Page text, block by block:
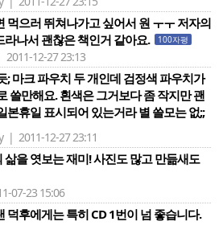
먹으러 뛰쳐나가고 싶어서 원 ㅜㅜ 저자의
나서 괜찮은 책인거 같아요.
100자평
12-27 23:13
; 마크 파우치 두 개인데 검정색 파우치가
쓸만해요. 흰색은 그거보다 좀 작지만 괜
본휴일 표시되어 있는거라 별 쓸모는 없;;
| 2011-12-27 23:11
을 엿보는 재미! 사진도 많고 만듦새도
07-23 15:06
덕후에게는 특히 CD 1번이 넘 좋습니다.